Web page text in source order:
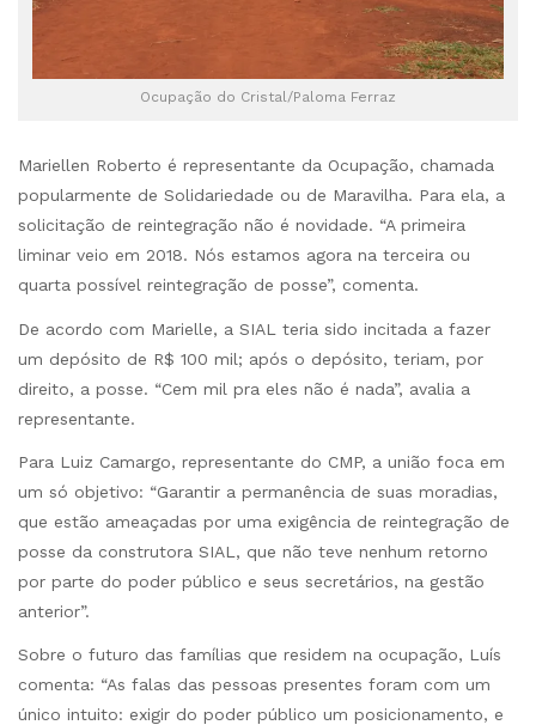
Ocupação do Cristal/Paloma Ferraz
Mariellen Roberto é representante da Ocupação, chamada
popularmente de Solidariedade ou de Maravilha. Para ela, a
solicitação de reintegração não é novidade. “A primeira
liminar veio em 2018. Nós estamos agora na terceira ou
quarta possível reintegração de posse”, comenta.
De acordo com Marielle, a SIAL teria sido incitada a fazer
um depósito de R$ 100 mil; após o depósito, teriam, por
direito, a posse. “Cem mil pra eles não é nada”, avalia a
representante.
Para Luiz Camargo, representante do CMP, a união foca em
um só objetivo: “Garantir a permanência de suas moradias,
que estão ameaçadas por uma exigência de reintegração de
posse da construtora SIAL, que não teve nenhum retorno
por parte do poder público e seus secretários, na gestão
anterior”.
Sobre o futuro das famílias que residem na ocupação, Luís
comenta: “As falas das pessoas presentes foram com um
único intuito: exigir do poder público um posicionamento, e